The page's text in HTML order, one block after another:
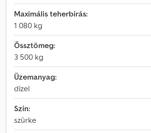
Maximális teherbírás:
1 080 kg
Össztömeg:
3 500 kg
Üzemanyag:
dízel
Szín:
szürke